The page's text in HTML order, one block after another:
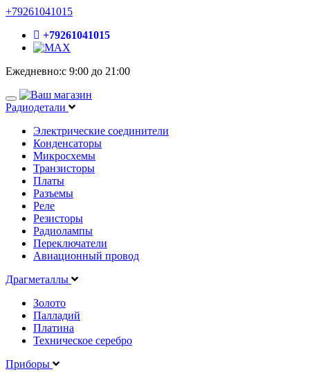
+79261041015
+79261041015
Ежедневно:с 9:00 до 21:00
Радиодетали
Электрические соединители
Конденсаторы
Микросхемы
Транзисторы
Платы
Разъемы
Реле
Резисторы
Радиолампы
Переключатели
Авиационный провод
Драгметаллы
Золото
Палладий
Платина
Техническое серебро
Приборы